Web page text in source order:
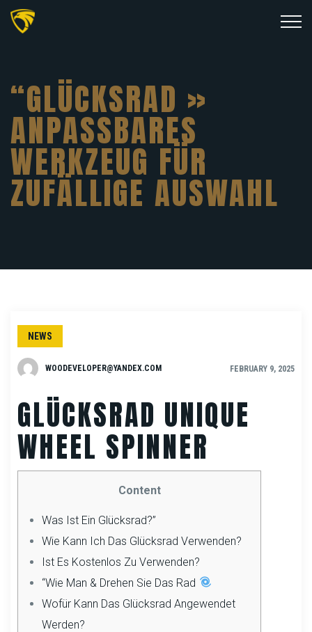
“GLÜCKSRAD »
ANPASSBARES
WERKZEUG FÜR
ZUFÄLLIGE AUSWAHL
NEWS
WOODEVELOPER@YANDEX.COM FEBRUARY 9, 2025
GLÜCKSRAD UNIQUE
WHEEL SPINNER
Content
Was Ist Ein Glücksrad?”
Wie Kann Ich Das Glücksrad Verwenden?
Ist Es Kostenlos Zu Verwenden?
“Wie Man & Drehen Sie Das Rad
Wofür Kann Das Glücksrad Angewendet
Werden?